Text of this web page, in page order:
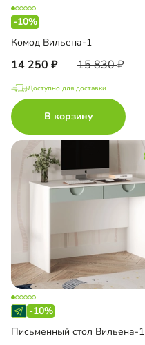
-10%
Комод Вильена-1
14 250 15 830
Доступно для доставки
В корзину
-10%
Письменный стол Вильена-1